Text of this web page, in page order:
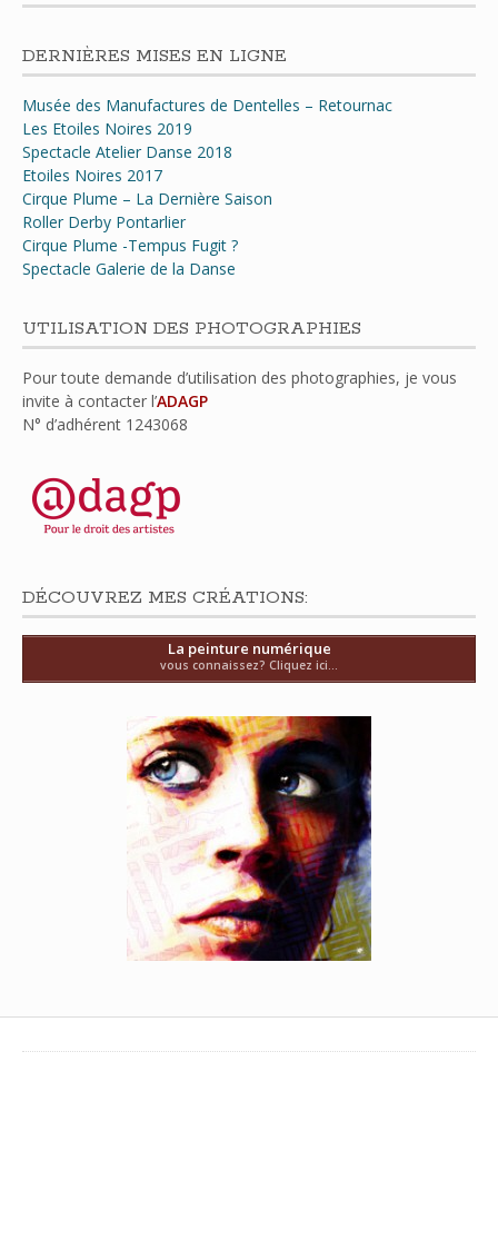
DERNIÈRES MISES EN LIGNE
Musée des Manufactures de Dentelles – Retournac
Les Etoiles Noires 2019
Spectacle Atelier Danse 2018
Etoiles Noires 2017
Cirque Plume – La Dernière Saison
Roller Derby Pontarlier
Cirque Plume -Tempus Fugit ?
Spectacle Galerie de la Danse
UTILISATION DES PHOTOGRAPHIES
Pour toute demande d’utilisation des photographies, je vous
invite à contacter l’ADAGP
N° d’adhérent 1243068
DÉCOUVREZ MES CRÉATIONS:
La peinture numérique
vous connaissez? Cliquez ici...